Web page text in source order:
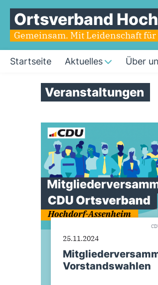
Ortsverband
Gemeinsam. Mit Leidenschaft
Startseite Aktuelles Über
Veranstaltungen
25.11.2024
Vorstandswahlen
Seiten